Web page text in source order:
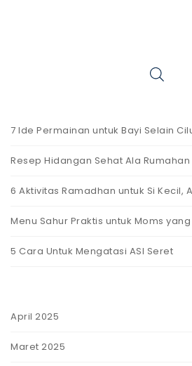
7 Ide Permainan untuk Bayi Selain
Resep Hidangan Sehat Ala
6 Aktivitas Ramadhan untuk Si Kecil,
Menu Sahur Praktis untuk Moms
5 Cara Untuk Mengatasi ASI Seret
April 2025
Maret 2025